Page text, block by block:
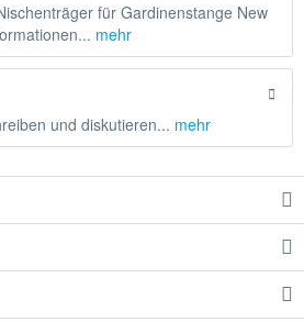
für Gardinenstange New
mehr
und diskutieren... mehr